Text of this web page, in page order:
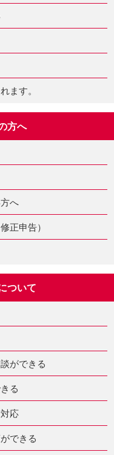
ます。
方へ
へ
正申告）
ついて
ができる
る
応
できる